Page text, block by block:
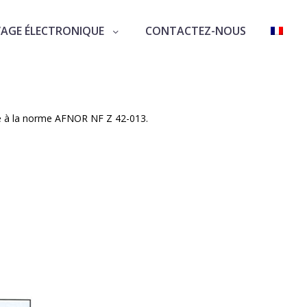
ÉLECTRONIQUE CONTACTEZ-NOUS
NF Z 42-013
la norme AFNOR NF Z 42-013.